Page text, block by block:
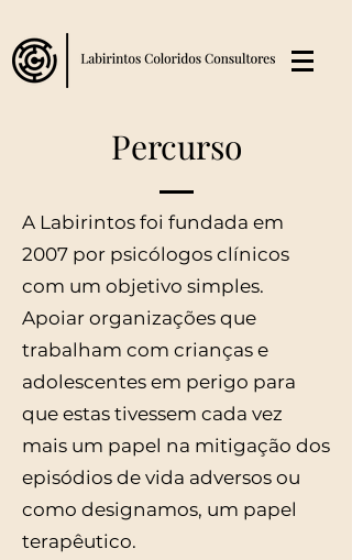
Percurso
A Labirintos foi fundada em
2007 por psicólogos clínicos
com um objetivo simples.
Apoiar organizações que
trabalham com crianças e
adolescentes em perigo para
que estas tivessem cada vez
mais um papel na mitigação dos
episódios de vida adversos ou
como designamos, um papel
terapêutico.